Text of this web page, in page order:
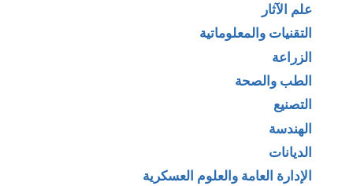
علم الآثار
التقنيات والمعلوماتية
الزراعة
الطب والصحة
التصنيع
الهندسة
الديانات
الإدارة العامة والعلوم العسكرية